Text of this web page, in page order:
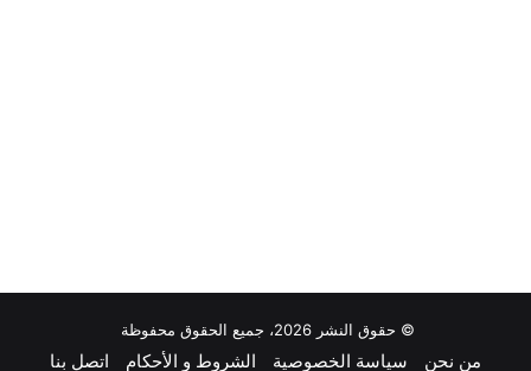
© حقوق النشر 2026، جميع الحقوق محفوظة
من نحن سياسة الخصوصية الشروط و الأحكام اتصل بنا